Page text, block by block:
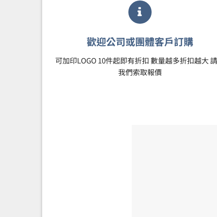
歡迎公司或團體客戶訂購
可加印LOGO 10件起即有折扣 數量越多折扣越大
我們索取報價